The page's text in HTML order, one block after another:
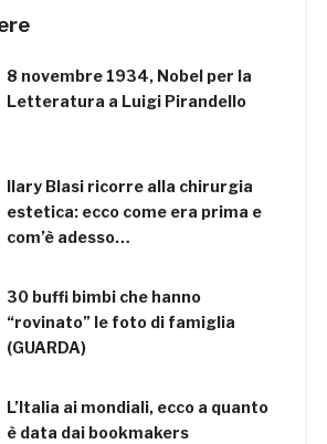
8 novembre 1934, Nobel per la
Letteratura a Luigi Pirandello
Ilary Blasi ricorre alla chirurgia
estetica: ecco come era prima e
com’è adesso…
30 buffi bimbi che hanno
“rovinato” le foto di famiglia
(GUARDA)
L’Italia ai mondiali, ecco a quanto
è data dai bookmakers